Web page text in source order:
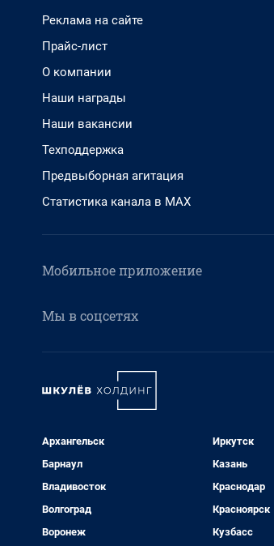
Реклама на сайте
Прайс-лист
О компании
Наши награды
Наши вакансии
Техподдержка
Предвыборная агитация
Статистика канала в MAX
Мобильное приложение
Мы в соцсетях
Архангельск
Барнаул
Владивосток
Волгоград
Воронеж
Иркутск
Казань
Краснодар
Красноярск
Кузбасс